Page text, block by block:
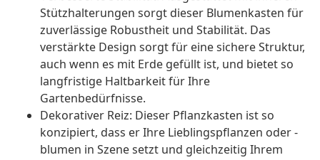
Stützhalterungen sorgt dieser Blumenkasten für
zuverlässige Robustheit und Stabilität. Das
verstärkte Design sorgt für eine sichere Struktur,
auch wenn es mit Erde gefüllt ist, und bietet so
langfristige Haltbarkeit für Ihre
Gartenbedürfnisse.
Dekorativer Reiz: Dieser Pflanzkasten ist so
konzipiert, dass er Ihre Lieblingspflanzen oder -
blumen in Szene setzt und gleichzeitig Ihrem